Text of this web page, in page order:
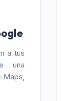
a tus
una
Maps,